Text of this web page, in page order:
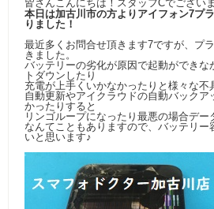
皆さんこんにちは！スタッフCでござい
本日は加古川市の方よりアイフォン7プ
りました！
最近多くお問合せ頂きます7ですが、プ
きました。
バッテリーの劣化が原因で起動ができな
トダウンしたり
充電が上手くいかなかったりと様々な不
自動更新やアイクラウドの自動バックア
かったりすると
リンゴループになったり最悪の場合デー
なんてこともありますので、バッテリー
いと思います♪